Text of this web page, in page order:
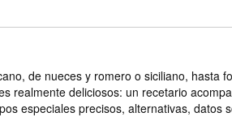
de nueces y romero o siciliano, hasta
realmente deliciosos: un recetario
especiales precisos, alternativas, datos